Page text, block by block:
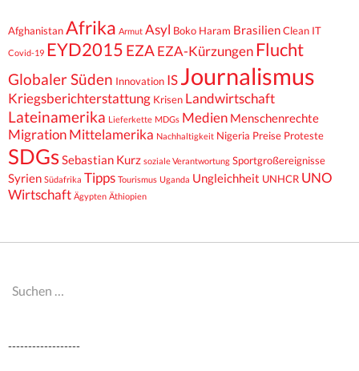
AfghanistanAfrika Armut Asyl Boko Haram BrasilienClean IT
Covid-19 EYD2015 EZA EZA-Kürzungen Flucht
Globaler Süden Innovation IS Journalismus
Kriegsberichterstattung Krisen Landwirtschaft
Lateinamerika Lieferkette MDGs Medien Menschenrechte
Migration Mittelamerika Nachhaltigkeit Nigeria Preise Proteste
SDGsSebastian Kurz soziale Verantwortung Sportgroßereignisse
Syrien Südafrika Tipps Tourismus Uganda Ungleichheit UNHCR UNO
Wirtschaft Ägypten Äthiopien
Suchen
------------------